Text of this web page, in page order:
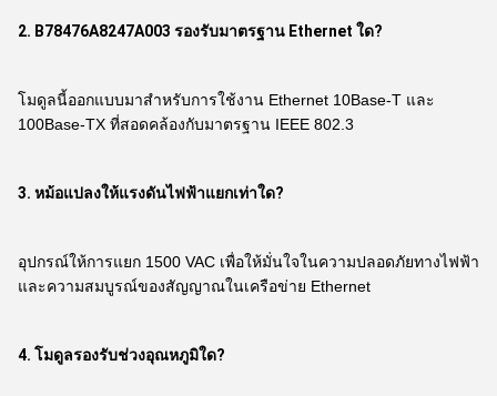
2. B78476A8247A003 รองรับมาตรฐาน Ethernet ใด?
โมดูลนี้ออกแบบมาสำหรับการใช้งาน Ethernet 10Base-T และ
100Base-TX ที่สอดคล้องกับมาตรฐาน IEEE 802.3
3. หม้อแปลงให้แรงดันไฟฟ้าแยกเท่าใด?
อุปกรณ์ให้การแยก 1500 VAC เพื่อให้มั่นใจในความปลอดภัยทางไฟฟ้า
และความสมบูรณ์ของสัญญาณในเครือข่าย Ethernet
4. โมดูลรองรับช่วงอุณหภูมิใด?